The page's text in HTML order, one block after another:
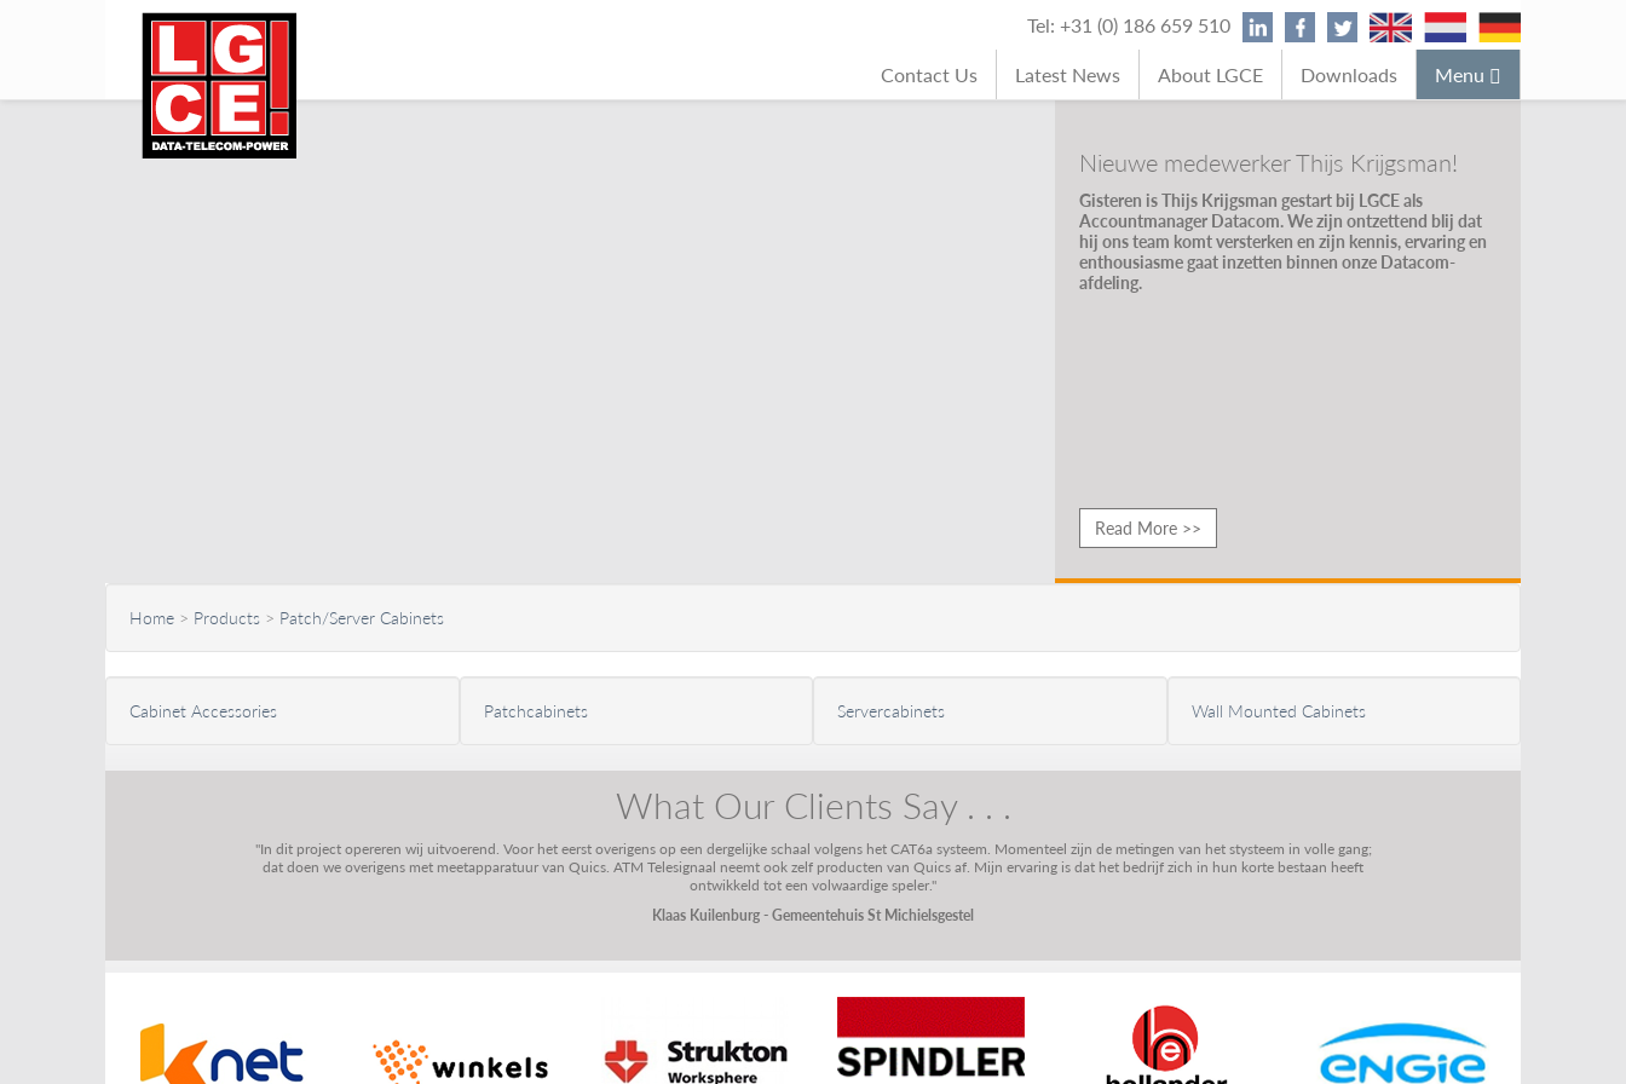
Tel: +31 (0) 186 659 510
Contact Us
Latest News About LGCE Downloads Menu
Nieuwe medewerker Thijs Krijgsman!
Gisteren is Thijs Krijgsman gestart bij LGCE als
Accountmanager Datacom. We zijn ontzettend blij dat
hij ons team komt versterken en zijn kennis, ervaring en
enthousiasme gaat inzetten binnen onze Datacom-
afdeling.
Read More >>
Home > Products > Patch/Server Cabinets
Cabinet Accessories Patchcabinets Servercabinets Wall Mounted Cabinets
What Our Clients Say . . .
"In dit project opereren wij uitvoerend. Voor het eerst overigens op een dergelijke schaal volgens het CAT6a systeem. Momenteel zijn de metingen van het stysteem in volle gang;
dat doen we overigens met meetapparatuur van Quics. ATM Telesignaal neemt ook zelf producten van Quics af. Mijn ervaring is dat het bedrijf zich in hun korte bestaan heeft
ontwikkeld tot een volwaardige speler."
Klaas Kuilenburg - Gemeentehuis St Michielsgestel